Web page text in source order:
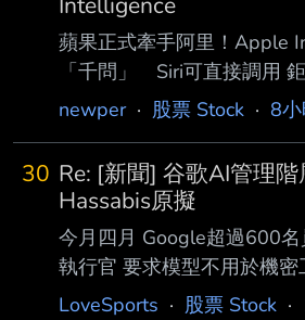
建議 小弟補充一下 1. 我說
在台灣該繳多少就繳多少 2.
望主控權在自己身上 未來
是再老一點才考慮分年贈與
還小 只是想了解超過六萬
蘋果正式牽手阿里！Apple
「千問」 Siri可直接調用
2026-08-08 21:10
(AAPL-US) 與阿里巴巴
慧（AI）合作，如今已不再
件上的字眼，而是實際寫進
明之中。 近日有網友發現
《Mac 使用手冊》新增一個
「在 Mac 上配合蘋果智慧使
newper· 股票 Stock · 8
30 Re: [新聞] 谷歌AI管理階
Hassabis原擬
今月四月 Google超過600
執行官 要求模型不用於機密
器、大規模監控) 今年五月
LoveSports · 股票 Stock ·